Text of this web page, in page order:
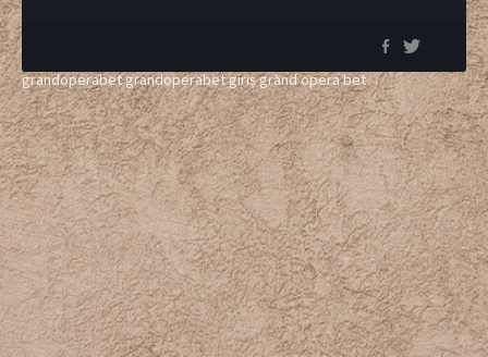
grandoperabetgrandoperabet girişgrand opera bet